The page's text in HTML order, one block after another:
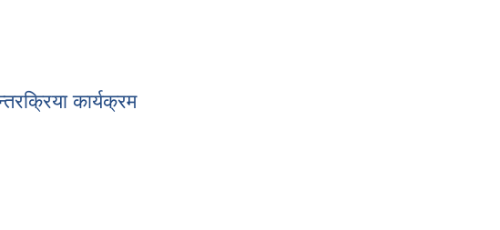
सम्बन्धी सूचना
कार्यक्रम